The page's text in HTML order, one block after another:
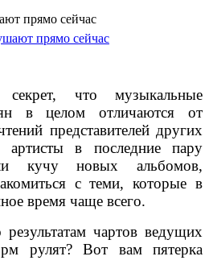
прямо сейчас
что музыкальные
в целом отличаются от
представителей других
артисты в последние пару
кучу новых альбомов,
с теми, которые в
время чаще всего.
чартов ведущих
рулят? Вот вам пятерка